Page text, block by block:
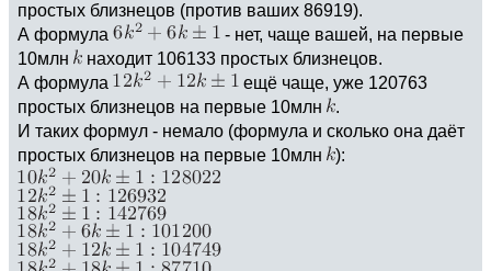
простых близнецов (против ваших 86919).
А формула
- нет, чаще вашей, на первые
10млн
находит 106133 простых близнецов.
А формула
ещё чаще, уже 120763
простых близнецов на первые 10млн
.
И таких формул - немало (формула и сколько она даёт
простых близнецов на первые 10млн
):